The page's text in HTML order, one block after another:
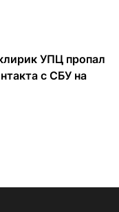
УПЦ пропал
с СБУ на